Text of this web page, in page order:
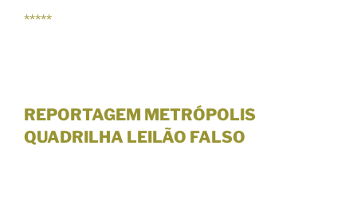
*****
REPORTAGEM METRÓPOLIS
QUADRILHA LEILÃO FALSO